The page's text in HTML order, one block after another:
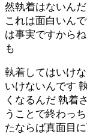
然執着はないん
これは面白いん
は事実ですから
も
執着してはいけ
いけないんです
くなるんだ 執着
うことで終わっ
たならば真面目